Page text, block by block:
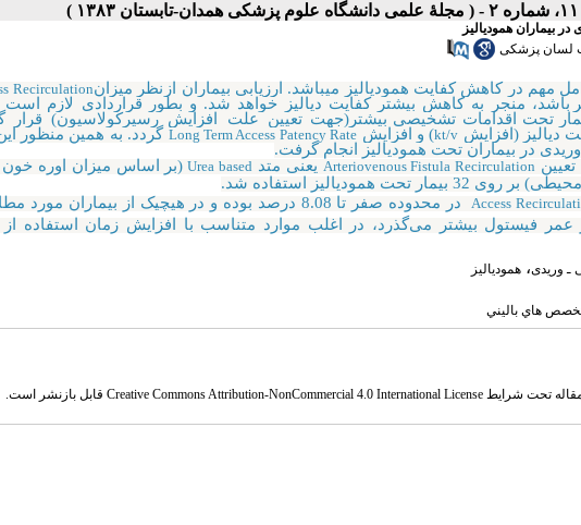
بیماران همودیالیز
لسان پزشکی
مهم در کاهش کفایت همودیالیز میباشد. ارزیابی بیماران از نظر میزانRecirculation
باشد، منجر به کاهش بیشتر کفایت دیالیز خواهد شد. و بطور قراردادی لازم است
تحت اقدامات تشخیصی بیشتر(جهت تعیین علت افزایش رسیرکولاسیون)
دیالیز (افزایش kt/v) و افزایش Long Term Access Patency Rate گردد. به همین منظور
در بیماران تحت همودیالیز انجام گرفت.
Arteriovenous Fistula Recirculation یعنی متد Urea based(بر اساس میزان اوره خون
همودیالیز استفاده شد.
Access
فیستول بیشتر می‌گذرد، در اغلب موارد متناسب با افزایش زمان استفاده از
ـ وریدی، همودیالیز
هاي باليني
مقاله تحت شرایط Creative Commons Attribution-NonCommercial 4.0 International Licenseقابل بازنشر است.